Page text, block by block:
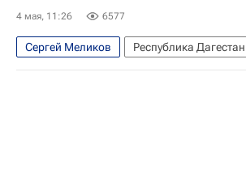
4 мая, 11:26 6577
Сергей Меликов
Республика Дагестан
Политика
Владимир Путин Россия